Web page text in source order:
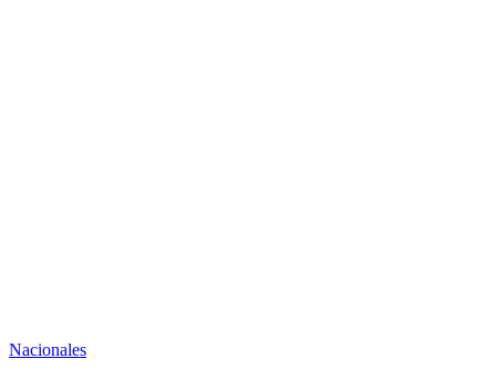
Nacionales